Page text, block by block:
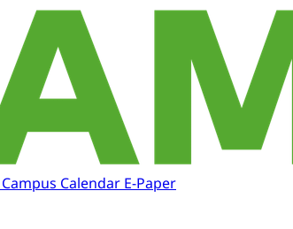
Campus Calendar E-Paper